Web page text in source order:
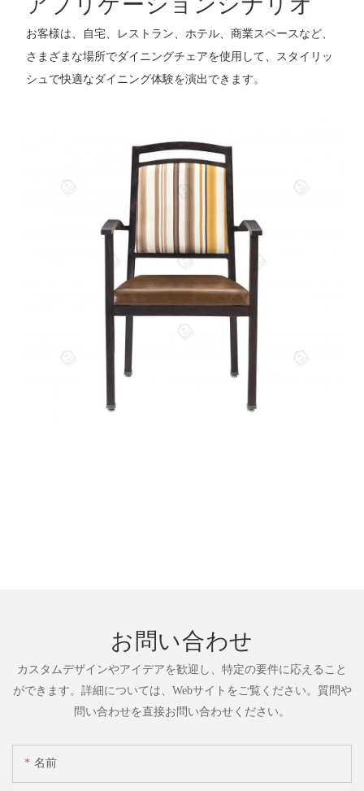
お客様は、自宅、レストラン、ホテル、商業スペースなど、
さまざまな場所でダイニングチェアを使用して、スタイリッ
シュで快適なダイニング体験を演出できます。
お問い合わせ
カスタムデザインやアイデアを歓迎し、特定の要件に応えること
ができます。詳細については、Webサイトをご覧ください。質問や
問い合わせを直接お問い合わせください。
名前